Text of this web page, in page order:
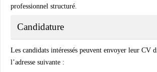
professionnel structuré.
Candidature
Les candidats intéressés peuvent envoyer leur CV
l’adresse suivante :